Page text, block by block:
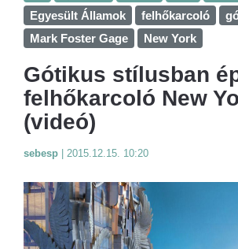
Egyesült Államok
felhőkarcoló
Mark Foster Gage
New York
Gótikus stílusban
felhőkarcoló New
(videó)
sebesp 2015.12.15. 10:20